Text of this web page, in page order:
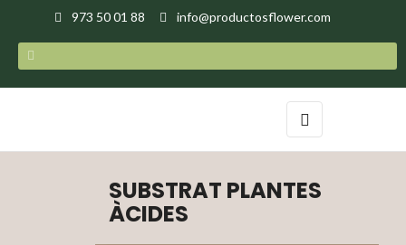
973 50 01 88 info@productosflower.com
Toggle
navigation
☰
SUBSTRAT PLANTES
ÀCIDES